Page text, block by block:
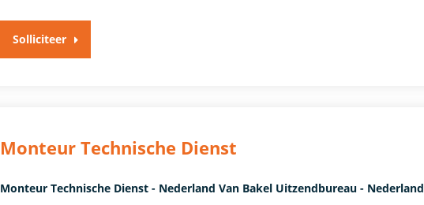
Solliciteer
Monteur Technische Dienst
Monteur Technische Dienst - Nederland Van Bakel Uitzendbureau - Nederland